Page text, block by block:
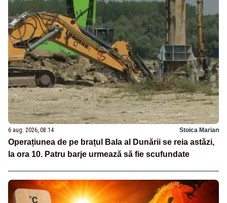
6 aug. 2026, 08:14 Stoica Marian
Operațiunea de pe brațul Bala al Dunării se reia astăzi,
la ora 10. Patru barje urmează să fie scufundate